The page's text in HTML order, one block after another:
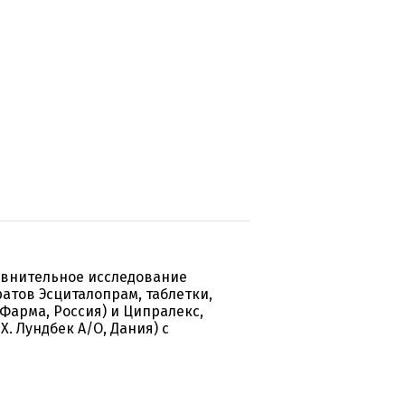
исследование
Эсциталопрам, таблетки,
Россия) и Ципралекс,
Лундбек А/О, Дания) с